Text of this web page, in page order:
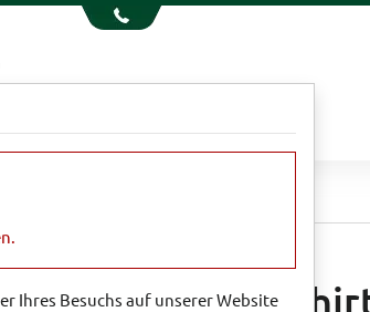
Ihres Besuchs auf unserer Website